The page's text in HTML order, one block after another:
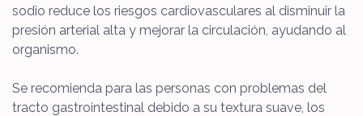
sodio reduce los riesgos cardiovasculares al disminuir la
presión arterial alta y mejorar la circulación, ayudando al
organismo.
Se recomienda para las personas con problemas del
tracto gastrointestinal debido a su textura suave, los